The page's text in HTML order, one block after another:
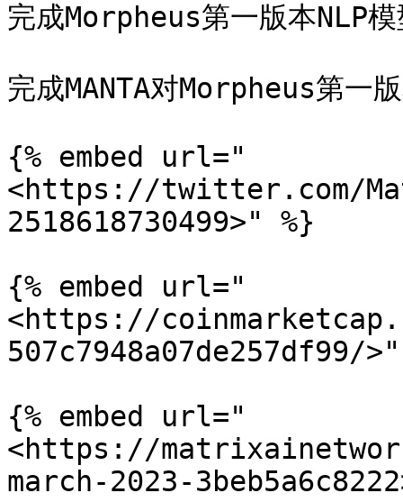
完成Morpheus第一版本NLP
完成MANTA对Morpheus第一
{% embed url="
<https://twitter.com/
2518618730499>" %}
{% embed url="
<https://
507c7948a07de257df99/
{% embed url="
<https://
march-2023-